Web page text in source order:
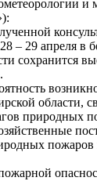
и
– 29 апреля в
сохранится
области,
природных
пожаров